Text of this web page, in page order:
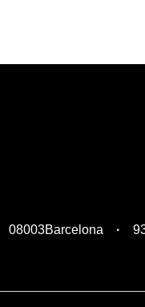
08003Barcelona